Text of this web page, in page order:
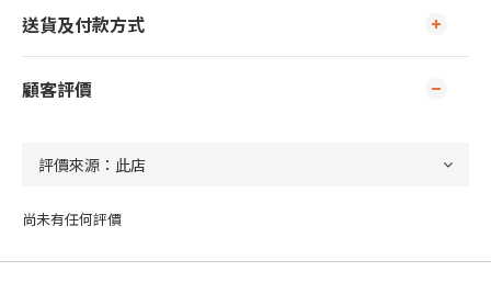
送貨及付款方式
顧客評價
尚未有任何評價